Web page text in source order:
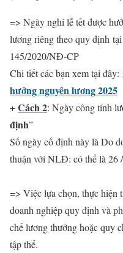
=> Ngày nghỉ lễ tết được
lương riêng theo quy định
145/2020/NĐ-CP
Chi tiết các bạn xem tại đây:
hưởng nguyên lương 2025
+Cách 2: Ngày công tính
định”
Số ngày cố định này là Do
thuận với NLĐ: có thể là 26
=> Việc lựa chọn, thực hiện
doanh nghiệp quy định và
chế lương thưởng hoặc quy
tập thể.